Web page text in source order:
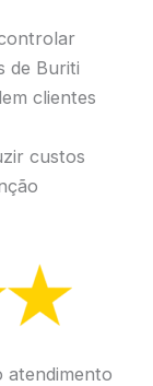
de Buriti
clientes
custos
atendimento